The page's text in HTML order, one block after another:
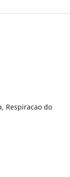
Respiracao do